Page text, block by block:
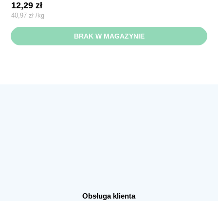
12,29zł
40,97zł /kg
BRAK W MAGAZYNIE
Obsługa klienta